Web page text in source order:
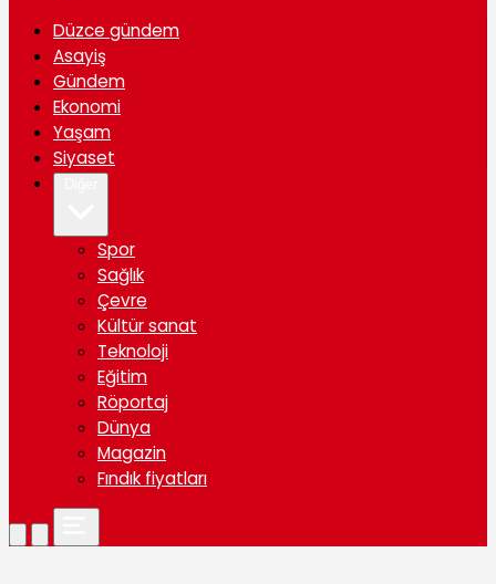
Düzce gündem
Asayiş
Gündem
Ekonomi
Yaşam
Siyaset
Spor
Sağlık
Çevre
Kültür sanat
Teknoloji
Eğitim
Röportaj
Dünya
Magazin
Fındık fiyatları